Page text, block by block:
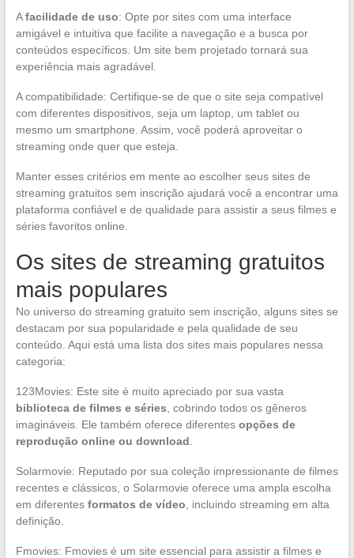
Afacilidade de uso: Opte por sites com uma interface
amigável e intuitiva que facilite a navegação e a busca por
conteúdos específicos. Um site bem projetado tornará sua
experiência mais agradável.
A compatibilidade: Certifique-se de que o site seja compatível
com diferentes dispositivos, seja um laptop, um tablet ou
mesmo um smartphone. Assim, você poderá aproveitar o
streaming onde quer que esteja.
Manter esses critérios em mente ao escolher seus sites de
streaming gratuitos sem inscrição ajudará você a encontrar uma
plataforma confiável e de qualidade para assistir a seus filmes e
séries favoritos online.
Os sites de streaming gratuitos
mais populares
No universo do streaming gratuito sem inscrição, alguns sites se
destacam por sua popularidade e pela qualidade de seu
conteúdo. Aqui está uma lista dos sites mais populares nessa
categoria:
123Movies: Este site é muito apreciado por sua vasta
biblioteca de filmes e séries , cobrindo todos os gêneros
imagináveis. Ele também oferece diferentes opções de
reprodução online ou download
Solarmovie: Reputado por sua coleção impressionante de filmes
recentes e clássicos, o Solarmovie oferece uma ampla escolha
em diferentes formatos de vídeo , incluindo streaming em alta
definição.
Fmovies: Fmovies é um site essencial para assistir a filmes e